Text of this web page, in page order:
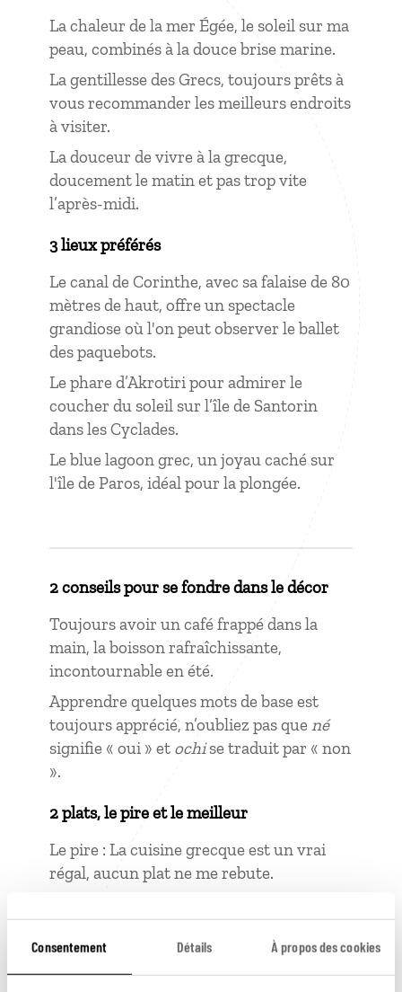
Consentement Détails À propos des cookies
La chaleur de la mer Égée, le soleil sur ma
peau, combinés à la douce brise marine.
La gentillesse des Grecs, toujours prêts à
vous recommander les meilleurs endroits
à visiter.
La douceur de vivre à la grecque,
doucement le matin et pas trop vite
l’après-midi.
3 lieux préférés
Le canal de Corinthe, avec sa falaise de 80
mètres de haut, offre un spectacle
grandiose où l'on peut observer le ballet
des paquebots.
Le phare d’Akrotiri pour admirer le
coucher du soleil sur l’île de Santorin
dans les Cyclades.
Le blue lagoon grec, un joyau caché sur
l'île de Paros, idéal pour la plongée.
2 conseils pour se fondre dans le décor
Toujours avoir un café frappé dans la
main, la boisson rafraîchissante,
incontournable en été.
Apprendre quelques mots de base est
toujours apprécié, n’oubliez pas que né
signifie « oui » et ochise traduit par « non
».
2 plats, le pire et le meilleur
Le pire : La cuisine grecque est un vrai
régal, aucun plat ne me rebute.
d’huile d’olive.
2 choses apprises là-bas